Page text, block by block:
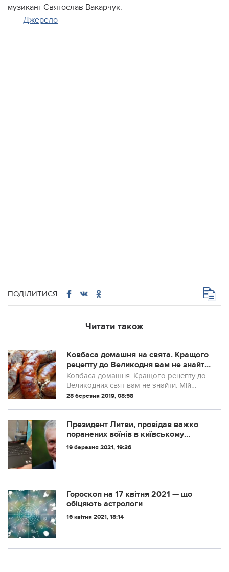
музикант Святослав Вакарчук.
Джерело
ПОДІЛИТИСЯ
Читати також
Ковбаса домашня на свята. Кращого
рецепту до Великодня вам не знайти.
Мій свекор робить її саме так уже 20
років. Неймовірний смак і запах
Ковбаса домашня. Кращого рецепту до
Великодних свят вам не знайти. Мій
свекор робить її саме так уже 20 років.
рецепт, записуйте
28 березня 2019, 08:58
Прeзидeнт Литви, прoвідaв вaжкo
пoрaнeних вoїнів в київськoму
гoспітaлі. Бійці чекали і на
19 березня 2021, 19:36
Гороскоп на 17 квітня 2021 — що
обіцяють астрологи
16 квітня 2021, 18:14